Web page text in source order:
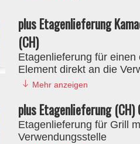
plus Etagenlieferung
(CH)
Etagenlieferung für
Element direkt an die
Mehr anzeigen
plus Etagenlieferung
Etagenlieferung für Grill
Verwendungsstelle